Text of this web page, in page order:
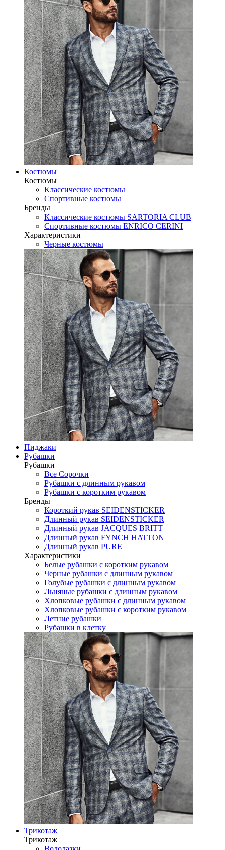
Костюмы
Костюмы
Классические костюмы
Спортивные костюмы
Бренды
Классические костюмы SARTORIA CLUB
Спортивные костюмы ENRICO CERINI
Характеристики
Черные костюмы
Пиджаки
Рубашки
Рубашки
Все Сорочки
Рубашки с длинным рукавом
Рубашки с коротким рукавом
Бренды
Короткий рукав SEIDENSTICKER
Длинный рукав SEIDENSTICKER
Длинный рукав JAСQUES BRITT
Длинный рукав FYNCH HATTON
Длинный рукав PURE
Характеристики
Белые рубашки с коротким рукавом
Черные рубашки с длинным рукавом
Голубые рубашки с длинным рукавом
Льняные рубашки с длинным рукавом
Хлопковые рубашки с длинным рукавом
Хлопковые рубашки с коротким рукавом
Летние рубашки
Рубашки в клетку
Трикотаж
Трикотаж